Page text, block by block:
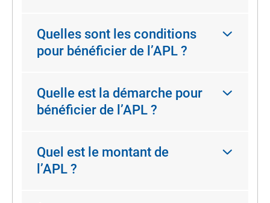
Quelles sont les conditions
pour bénéficier de l’APL ?
Quelle est la démarche pour
bénéficier de l’APL ?
Quel est le montant de
l’APL ?